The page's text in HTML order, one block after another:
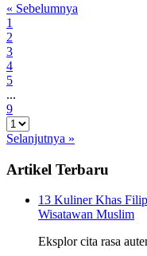
« Sebelumnya
1
2
3
4
5
...
9
Selanjutnya »
Artikel Terbaru
13 Kuliner Khas
Wisatawan Muslim
Eksplor cita rasa